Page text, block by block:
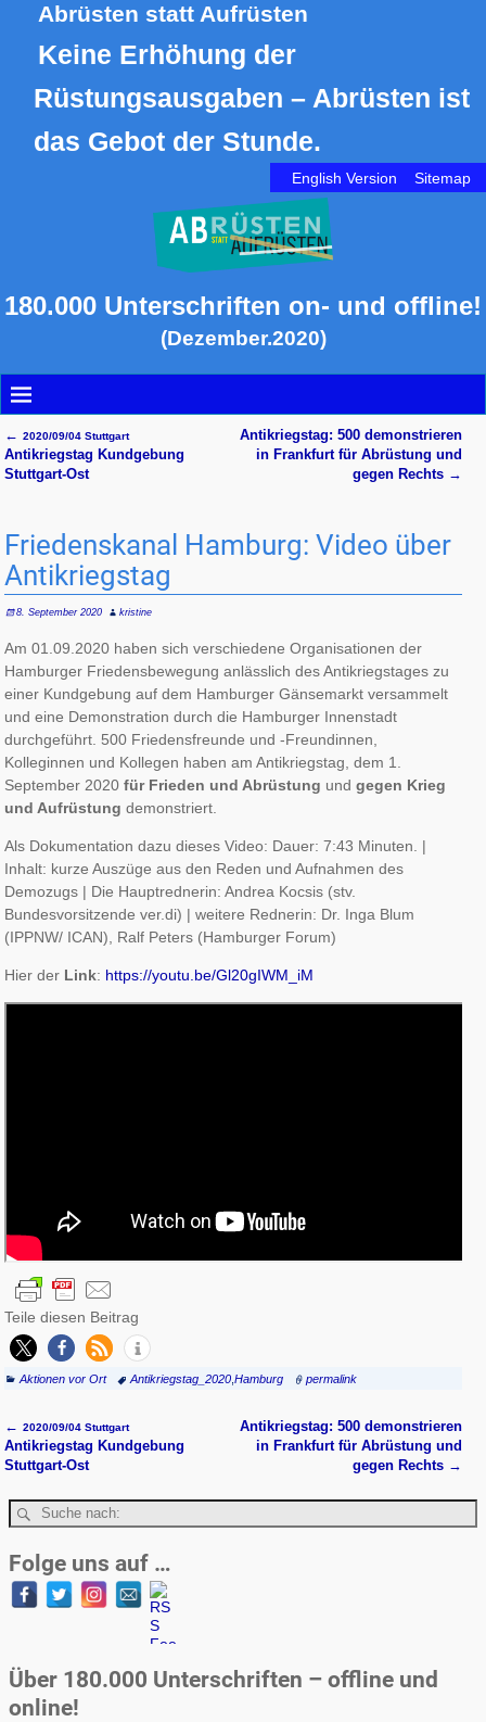
Abrüsten statt Aufrüsten
Keine Erhöhung der
Rüstungsausgaben – Abrüsten ist
das Gebot der Stunde.
English Version Sitemap
180.000 Unterschriften on- und offline!
(Dezember.2020)
Artikelnavigation
← 2020/09/04 Stuttgart
Antikriegstag Kundgebung
Stuttgart-Ost
Antikriegstag: 500 demonstrieren
in Frankfurt für Abrüstung und
gegen Rechts →
Friedenskanal Hamburg: Video über
Antikriegstag
8. September 2020 kristine
Am 01.09.2020 haben sich verschiedene Organisationen der
Hamburger Friedensbewegung anlässlich des Antikriegstages zu
einer Kundgebung auf dem Hamburger Gänsemarkt versammelt
und eine Demonstration durch die Hamburger Innenstadt
durchgeführt. 500 Friedensfreunde und -Freundinnen,
Kolleginnen und Kollegen haben am Antikriegstag, dem 1.
September 2020für Frieden und Abrüstung undgegen Krieg
und Aufrüstung demonstriert.
Als Dokumentation dazu dieses Video: Dauer: 7:43 Minuten. |
Inhalt: kurze Auszüge aus den Reden und Aufnahmen des
Demozugs | Die Hauptrednerin: Andrea Kocsis (stv.
Bundesvorsitzende ver.di) | weitere Rednerin: Dr. Inga Blum
(IPPNW/ ICAN), Ralf Peters (Hamburger Forum)
Hier der Link: https://youtu.be/Gl20gIWM_iM
Teile diesen Beitrag
Aktionen vor Ort Antikriegstag_2020, Hamburg permalink
Artikelnavigation
← 2020/09/04 Stuttgart
Antikriegstag Kundgebung
Stuttgart-Ost
Antikriegstag: 500 demonstrieren
in Frankfurt für Abrüstung und
gegen Rechts →
Folge uns auf …
Über 180.000 Unterschriften – offline und
online!